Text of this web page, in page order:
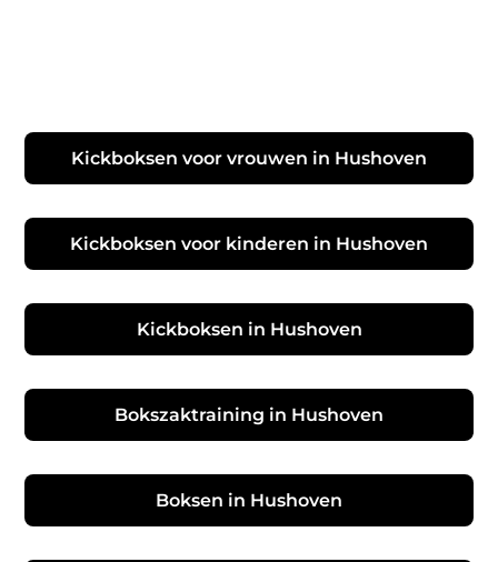
Kickboksen voor vrouwen in Hushoven
Kickboksen voor kinderen in Hushoven
Kickboksen in Hushoven
Bokszaktraining in Hushoven
Boksen in Hushoven